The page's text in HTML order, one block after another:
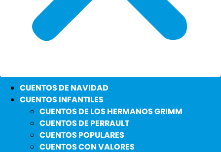
CUENTOS DE NAVIDAD
CUENTOS INFANTILES
CUENTOS DE LOS HERMANOS GRIMM
CUENTOS DE PERRAULT
CUENTOS POPULARES
CUENTOS CON VALORES